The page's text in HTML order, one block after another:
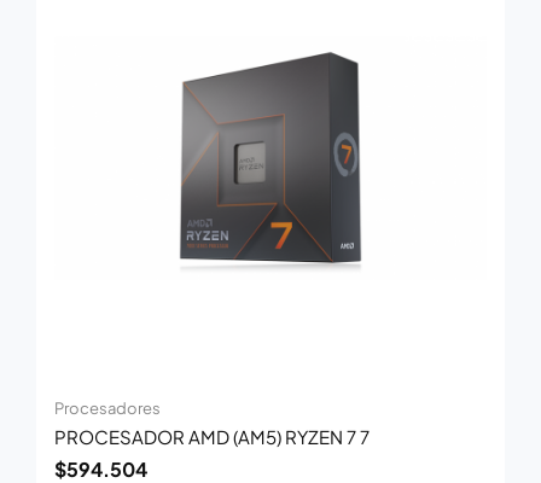
Procesadores
PROCESADOR AMD (AM5) RYZEN 7 7
$594.504